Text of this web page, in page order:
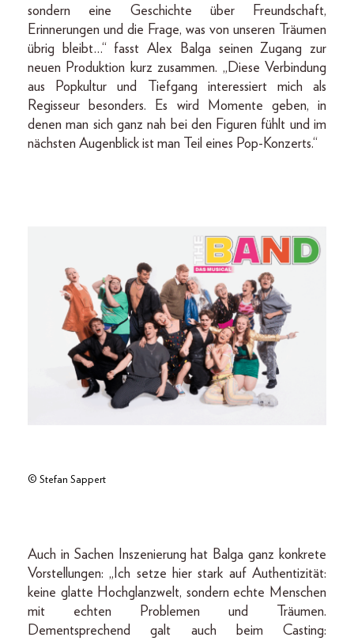
sondern eine Geschichte über Freundschaft,
Erinnerungen und die Frage, was von unseren Träumen
übrig bleibt…“ fasst Alex Balga seinen Zugang zur
neuen Produktion kurz zusammen. „Diese Verbindung
aus Popkultur und Tiefgang interessiert mich als
Regisseur besonders. Es wird Momente geben, in
denen man sich ganz nah bei den Figuren fühlt und im
nächsten Augenblick ist man Teil eines Pop-Konzerts.“
© Stefan Sappert
Auch in Sachen Inszenierung hat Balga ganz konkrete
Vorstellungen: „Ich setze hier stark auf Authentizität:
keine glatte Hochglanzwelt, sondern echte Menschen
mit echten Problemen und Träumen.
Dementsprechend galt auch beim Casting: